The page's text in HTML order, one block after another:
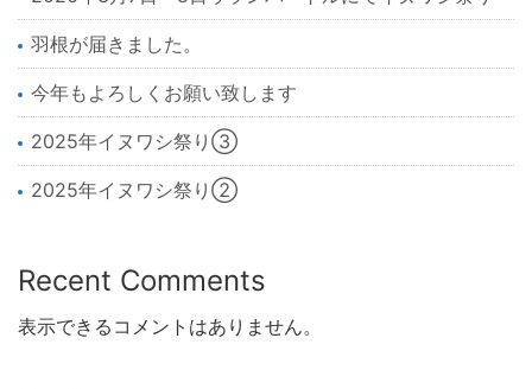
羽根が届きました。
今年もよろしくお願い致します
2025年イヌワシ祭り③
2025年イヌワシ祭り②
Recent Comments
表示できるコメントはありません。